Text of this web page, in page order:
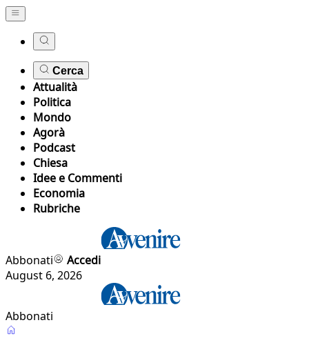
Cerca
Attualità
Politica
Mondo
Agorà
Podcast
Chiesa
Idee e Commenti
Economia
Rubriche
Abbonati
Accedi
August 6, 2026
Abbonati